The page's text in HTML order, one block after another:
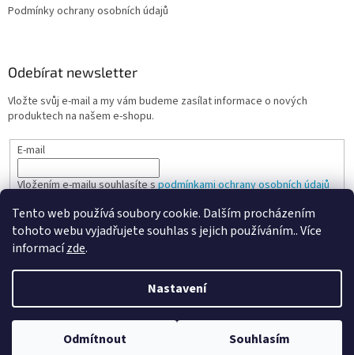
Tento web používá soubory cookie. Dalším procházením
tohoto webu vyjadřujete souhlas s jejich používáním.. Více
informacízde.
Nastavení
Odmítnout Souhlasím
Podmínky ochrany osobních údajů
Odebírat newsletter
Vložte svůj e-mail a my vám budeme zasílat informace o nových
produktech na našem e-shopu.
E-mail
Vložením e-mailu souhlasíte spodmínkami ochrany osobních údajů
PŘIHLÁSIT SE
Vytvořil Shoptet
Copyright 2026Spokojená kancelář . Všechna práva vyhrazena.